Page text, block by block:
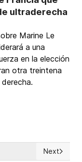
ultraderecha
Marine Le
a una
en la elección
otra treintena
prioridad principal
Next
Next